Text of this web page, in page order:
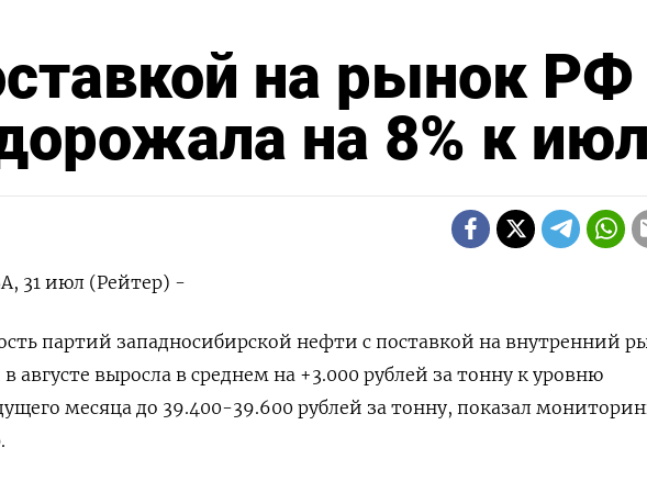
на рынок РФ
на 8% к
31 июл (Рейтер) -
партий западносибирской нефти с поставкой на внутренний
в августе выросла в среднем на +3.000 рублей за тонну к уровню
месяца до 39.400-39.600 рублей за тонну, показал